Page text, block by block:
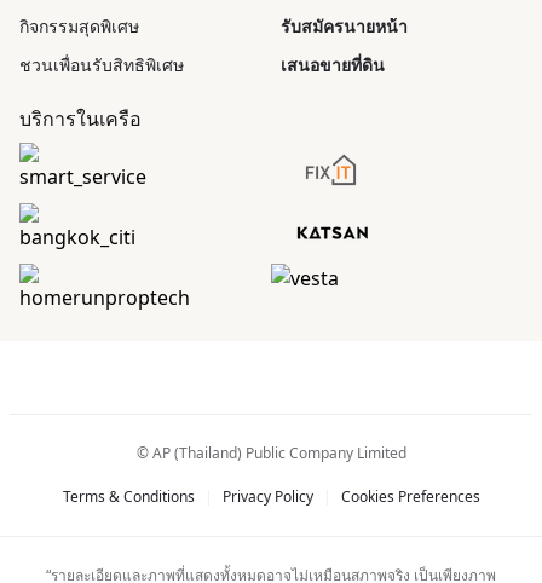
กิจกรรมสุดพิเศษ
ชวนเพื่อนรับสิทธิพิเศษ
รับสมัครนายหน้า
เสนอขายที่ดิน
บริการในเครือ
© AP (Thailand) Public Company Limited
Terms & Conditions Privacy Policy Cookies Preferences
“รายละเอียดและภาพที่แสดงทั้งหมดอาจไม่เหมือนสภาพจริง เป็นเพียงภาพ